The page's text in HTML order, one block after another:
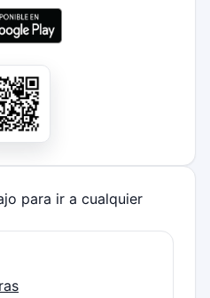
para ir a cualquier